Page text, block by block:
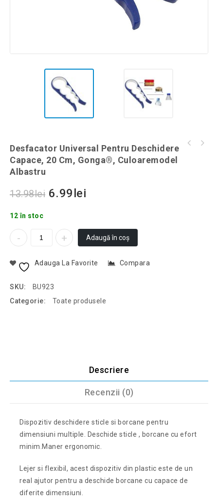
Desfacator Universal Pentru Deschidere
Capace, 20 Cm, Gonga®, Culoaremodel
Albastru
13.98lei 6.99 lei
12 în stoc
Adaugă în coș
Adauga La Favorite Compara
SKU:
BU923
Categorie:
Toate produsele
Descriere
Recenzii (0)
Dispozitiv deschidere sticle si borcane pentru
dimensiuni multiple. Deschide sticle , borcane cu efort
minim.Maner ergonomic.
Lejer si flexibil, acest dispozitiv din plastic este de un
real ajutor pentru a deschide borcane cu capace de
diferite dimensiuni.